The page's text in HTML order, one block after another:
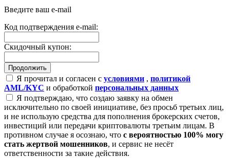
Введите ваш e-mail
Код подтверждения e-mail:
Скидочный купон:
Я прочитал и согласен с условиями , политикой
AML/KYC и обработкой персональных данных
Я подтверждаю, что создаю заявку на обмен
исключительно по своей инициативе, без просьб третьих лиц,
и не использую средства для пополнения брокерских счетов,
инвестиций или передачи криптовалюты третьим лицам. В
противном случае я осознаю, что с вероятностью 100% могу
стать жертвой мошенников, и сервис не несёт
ответственности за такие действия.